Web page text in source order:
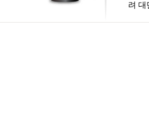
려 대